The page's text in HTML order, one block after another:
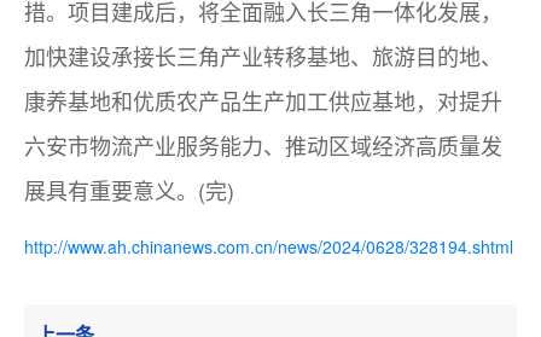
措。项目建成后，将全面融入长三角一体化发展，
加快建设承接长三角产业转移基地、旅游目的地、
康养基地和优质农产品生产加工供应基地，对提升
六安市物流产业服务能力、推动区域经济高质量发
展具有重要意义。(完)
http://www.ah.chinanews.com.cn/news/2024/0628/328194.shtml